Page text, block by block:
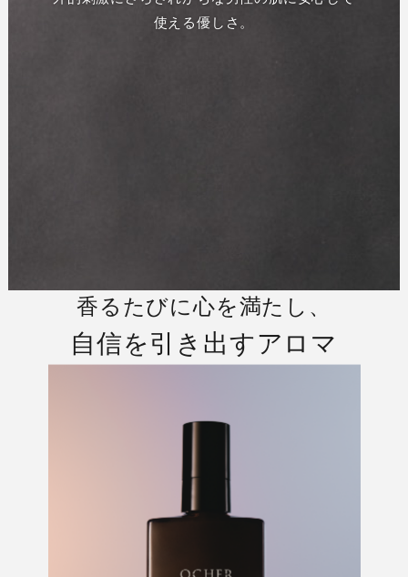
使える優しさ。
香るたびに心を満たし、
自信を引き出すアロマ